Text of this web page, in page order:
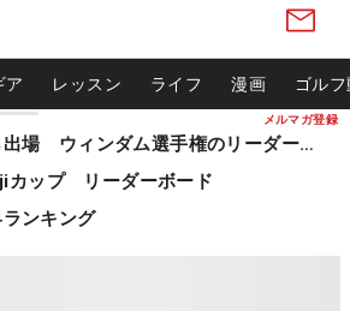
メルマガ登録
ア レッスン ライフ 漫画 ゴル
松山英樹ら出場 ウィンダム選手権のリーダーボード
カップ リーダーボード
ンキング